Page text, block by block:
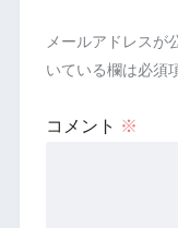
メールアドレスが
いている欄は必須
コメント ※